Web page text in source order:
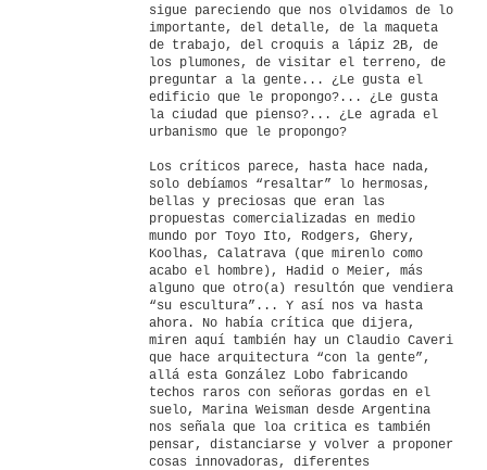
sigue pareciendo que nos olvidamos de lo
importante, del detalle, de la maqueta
de trabajo, del croquis a lápiz 2B, de
los plumones, de visitar el terreno, de
preguntar a la gente... ¿Le gusta el
edificio que le propongo?... ¿Le gusta
la ciudad que pienso?... ¿Le agrada el
urbanismo que le propongo?
Los críticos parece, hasta hace nada,
solo debíamos “resaltar” lo hermosas,
bellas y preciosas que eran las
propuestas comercializadas en medio
mundo por Toyo Ito, Rodgers, Ghery,
Koolhas, Calatrava (que mirenlo como
acabo el hombre), Hadid o Meier, más
alguno que otro(a) resultón que vendiera
“su escultura”... Y así nos va hasta
ahora. No había crítica que dijera,
miren aquí también hay un Claudio Caveri
que hace arquitectura “con la gente”,
allá esta González Lobo fabricando
techos raros con señoras gordas en el
suelo, Marina Weisman desde Argentina
nos señala que loa critica es también
pensar, distanciarse y volver a proponer
cosas innovadoras, diferentes